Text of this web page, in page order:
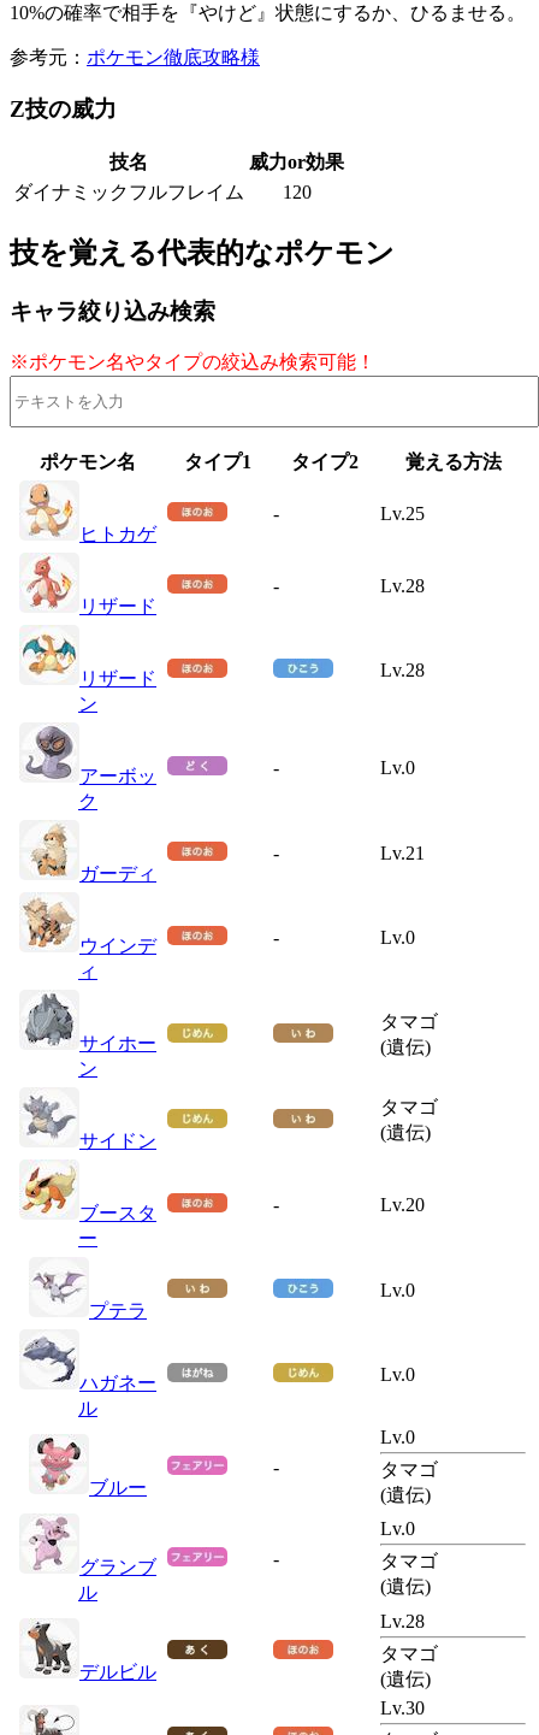
10%の確率で相手を『やけど』状態にするか、ひるませる。
参考元： ポケモン徹底攻略様
Z技の威力
技名
威力or効果
ダイナミックフルフレイム
120
技を覚える代表的なポケモン
キャラ絞り込み検索
※ポケモン名やタイプの絞込み検索可能！
ポケモン名 タイプ1 タイプ2 覚える方法
ヒトカゲ
- Lv.25
リザード
- Lv.28
リザード
ン
Lv.28
アーボッ
ク
- Lv.0
ガーディ
- Lv.21
ウインデ
ィ
- Lv.0
サイホー
ン
タマゴ
(遺伝)
サイドン
タマゴ
(遺伝)
ブースタ
ー
- Lv.20
プテラ
Lv.0
ハガネー
ル
Lv.0
ブルー
-
Lv.0
タマゴ
(遺伝)
グランブ
ル
-
Lv.0
タマゴ
(遺伝)
デルビル
Lv.28
タマゴ
(遺伝)
Lv.30